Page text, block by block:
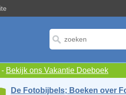
- Bekijk ons Vakantie Doeboek
De Fotobijbels; Boeken over